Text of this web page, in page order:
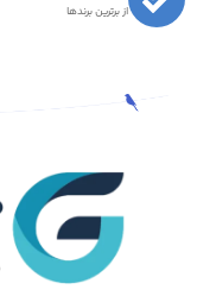
از برترین برندها